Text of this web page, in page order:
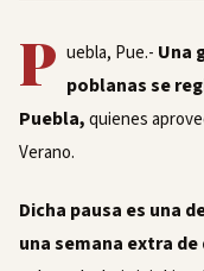
P uebla, Pue.- Una
poblanas se
Puebla,quienes
Verano.
Dicha pausa es una
una semana extra